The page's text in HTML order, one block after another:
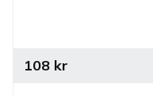
108kr